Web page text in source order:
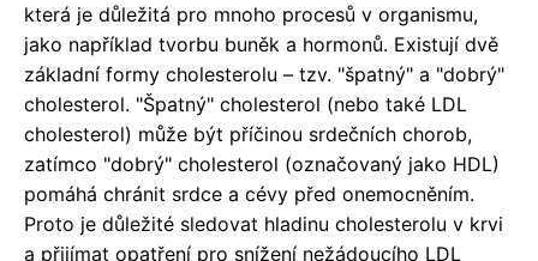
která je důležitá pro mnoho procesů v organismu,
jako například tvorbu buněk a hormonů. Existují dvě
základní formy cholesterolu – tzv. "špatný" a "dobrý"
cholesterol. "Špatný" cholesterol (nebo také LDL
cholesterol) může být příčinou srdečních chorob,
zatímco "dobrý" cholesterol (označovaný jako HDL)
pomáhá chránit srdce a cévy před onemocněním.
Proto je důležité sledovat hladinu cholesterolu v krvi
a přijímat opatření pro snížení nežádoucího LDL